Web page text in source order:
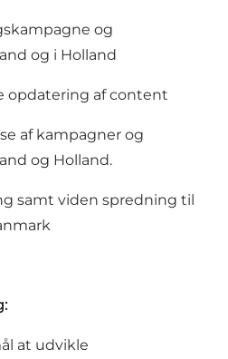
og
og i Holland
opdatering af content
af kampagner og
og Holland.
samt viden spredning til
at udvikle